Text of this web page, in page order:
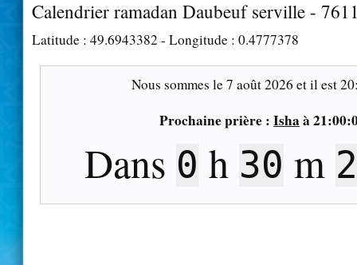
Calendrier ramadan Daubeuf serville -
Latitude : 49.6943382 - Longitude : 0.4777378
Nous sommes le7 août 2026 et il est
Prochaine prière : Isha à
Dans 0 h 30 m